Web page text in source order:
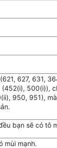
627, 631,
500(i)),
950, 951),
bạn sẽ có tô
mùi mạnh.